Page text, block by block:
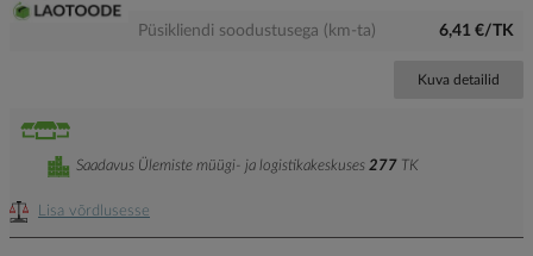
Püsikliendi soodustusega (km-ta) 6,41 €/TK
Kuva detailid
Lisa võrdlusesse
Saadavus Ülemiste müügi- ja logistikakeskuses 277 TK